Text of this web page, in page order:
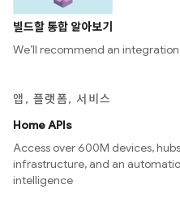
빌드할 통합 알아보기
We’ll recommend an
앱, 플랫폼, 서비스
Home APIs
Access over 600M devices,
infrastructure, and an
intelligence